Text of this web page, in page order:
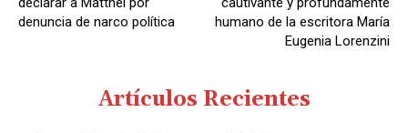
denuncia de narco política
humano de la escritora María
Eugenia Lorenzini
Artículos Recientes